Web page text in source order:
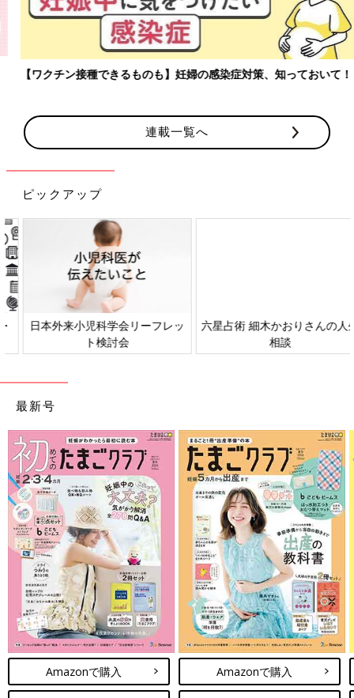
【ワクチン接種できるものも】妊婦の感染症対策、知っておいて！
連載一覧へ
ピックアップ
日本外来小児科学会リーフレッ
ト検討会
六星占術 細木かおりさんの人生
相談
最新号
Amazonで購入 Amazonで購入